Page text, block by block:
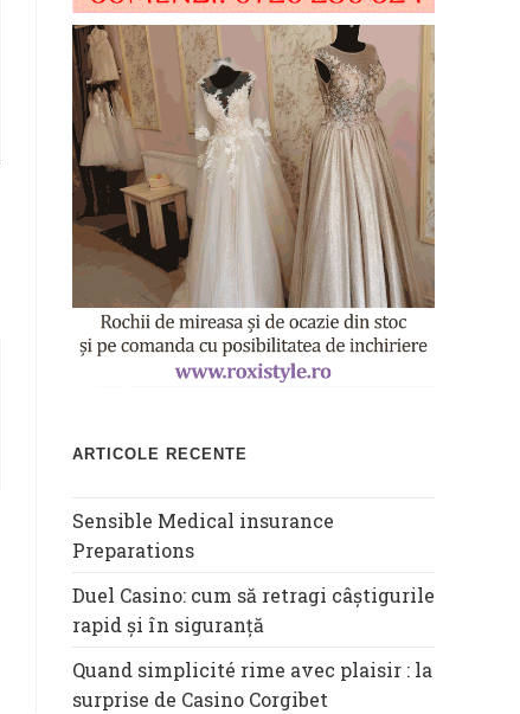
ARTICOLE RECENTE
Sensible Medical insurance
Preparations
Duel Casino: cum să retragi câștigurile
rapid și în siguranță
Quand simplicité rime avec plaisir : la
surprise de Casino Corgibet